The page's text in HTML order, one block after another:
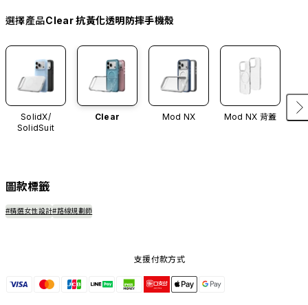
選擇產品Clear 抗黃化透明防摔手機殼
SolidX/
SolidSuit
Clear Mod NX Mod NX 背蓋
圖款標籤
#精選女性設計#路線規劃師
支援付款方式